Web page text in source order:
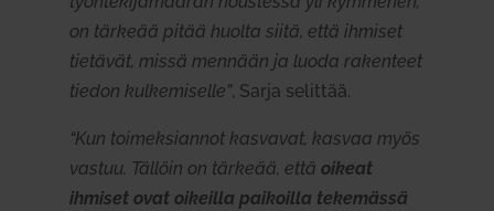
on tärkeää pitää huolta siitä, että ihmiset
tie­tävät, missä mennään ja luoda rakenteet
tiedon kul­ke­mi­selle”, Sarja selittää.
“Kun toi­mek­siannot kas­vavat, kasvaa myös
vastuu. Tällöin on tärkeää, että oikeat
ihmiset ovat oikeilla pai­koilla teke­mässä